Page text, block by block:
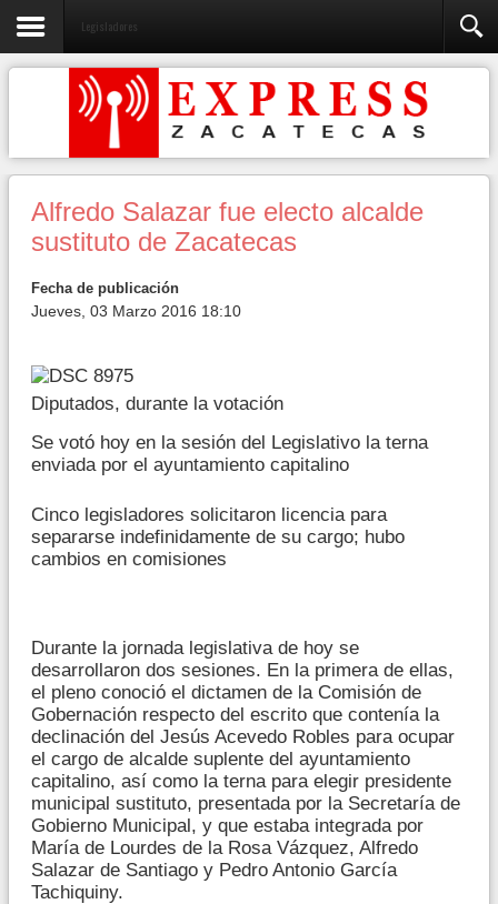
Legisladores
Alfredo Salazar fue electo alcalde
sustituto de Zacatecas
Fecha de publicación
Jueves, 03 Marzo 2016 18:10
Diputados, durante la votación
Se votó hoy en la sesión del Legislativo la terna
enviada por el ayuntamiento capitalino
Cinco legisladores solicitaron licencia para
separarse indefinidamente de su cargo; hubo
cambios en comisiones
Durante la jornada legislativa de hoy se
desarrollaron dos sesiones. En la primera de ellas,
el pleno conoció el dictamen de la Comisión de
Gobernación respecto del escrito que contenía la
declinación del Jesús Acevedo Robles para ocupar
el cargo de alcalde suplente del ayuntamiento
capitalino, así como la terna para elegir presidente
municipal sustituto, presentada por la Secretaría de
Gobierno Municipal, y que estaba integrada por
María de Lourdes de la Rosa Vázquez, Alfredo
Salazar de Santiago y Pedro Antonio García
Tachiquiny.